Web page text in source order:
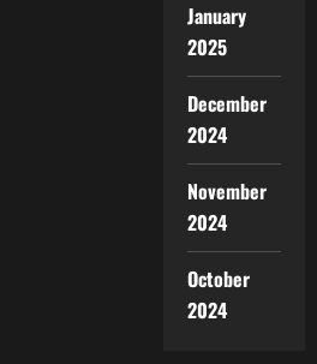
January
2025
December
2024
November
2024
October
2024